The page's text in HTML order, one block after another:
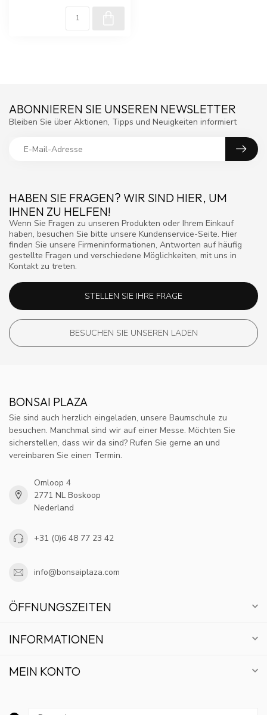
HABEN SIE FRAGEN? WIR SIND HIER, UM
IHNEN ZU HELFEN!
Wenn Sie Fragen zu unseren Produkten oder Ihrem Einkauf
haben, besuchen Sie bitte unsere Kundenservice-Seite. Hier
finden Sie unsere Firmeninformationen, Antworten auf häufig
gestellte Fragen und verschiedene Möglichkeiten, mit uns in
Kontakt zu treten.
STELLEN SIE IHRE FRAGE
BESUCHEN SIE UNSEREN LADEN
ABONNIEREN SIE UNSEREN NEWSLETTER
Bleiben Sie über Aktionen, Tipps und Neuigkeiten informiert
BONSAI PLAZA
Sie sind auch herzlich eingeladen, unsere Baumschule zu
besuchen. Manchmal sind wir auf einer Messe. Möchten Sie
sicherstellen, dass wir da sind? Rufen Sie gerne an und
vereinbaren Sie einen Termin.
Omloop 4
2771 NL Boskoop
Nederland
+31 (0)6 48 77 23 42
info@bonsaiplaza.com
ÖFFNUNGSZEITEN
INFORMATIONEN
MEIN KONTO